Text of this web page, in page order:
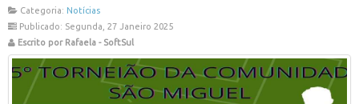
Categoria: Notícias
Publicado: Segunda, 27 Janeiro 2025
Escrito por Rafaela - SoftSul